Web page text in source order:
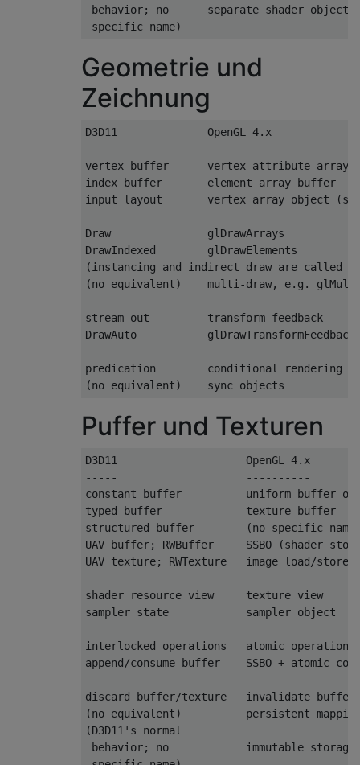
behavior; no      separate shader objects
specific name)
Geometrie und
Zeichnung
D3D11              OpenGL 4.x
-----              ----------
vertex buffer      vertex attribute array
index buffer       element array buffer
input layout       vertex array object
Draw               glDrawArrays
DrawIndexed        glDrawElements
(instancing and indirect draw are called
(no equivalent)    multi-draw, e.g.
stream-out         transform feedback
DrawAuto           glDrawTransformFeedback​
predication        conditional rendering
(no equivalent)    sync objects
Puffer und Texturen
D3D11                    OpenGL 4.x
-----                    ----------
constant buffer          uniform buffer
typed buffer             texture buffer
structured buffer        (no specific name;
UAV buffer; RWBuffer     SSBO (shader
UAV texture; RWTexture   image load/store
shader resource view     texture view
sampler state            sampler object
interlocked operations   atomic operations
append/consume buffer    SSBO + atomic
discard buffer/texture   invalidate
(no equivalent)          persistent
(D3D11's normal
behavior; no            immutable storage